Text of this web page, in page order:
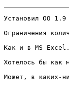
Установил ОО 1.9
Ограничения
Как и в MS Excel.
Хотелось бы как
Может, в каких-